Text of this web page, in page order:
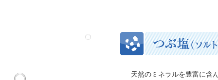
天然のミネラルを豊富に含